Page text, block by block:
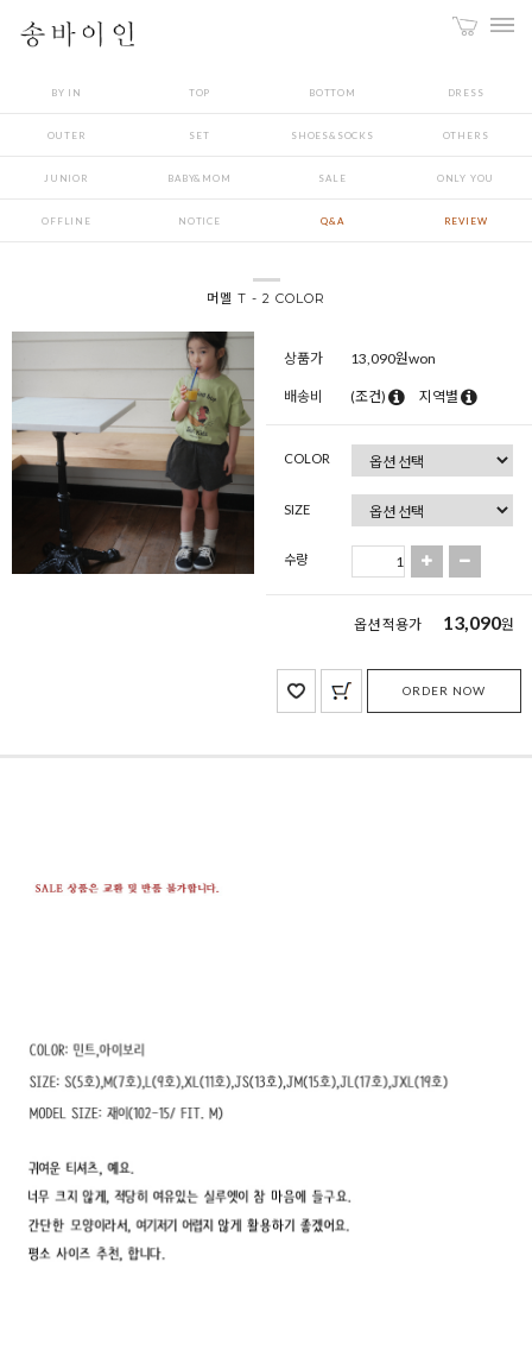
BY IN TOP BOTTOM DRESS
OUTER SET SHOES&SOCKS OTHERS
JUNIOR BABY&MOM SALE ONLY YOU
OFFLINE NOTICE Q&A REVIEW
머멜 T - 2 COLOR
상품가 13,090원won
배송비 (조건) 지역별
COLOR
SIZE
수량
옵션 적용가 13,090원
ORDER NOW